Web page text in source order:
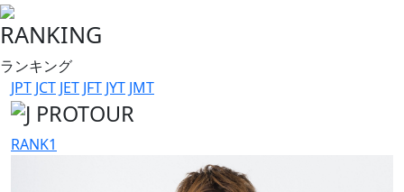
RANKING
ランキング
JPT JCT JET JFT JYT JMT
RANK1